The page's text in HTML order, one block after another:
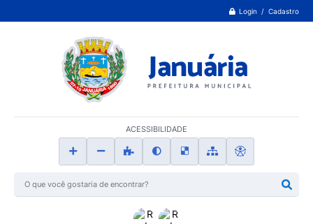
Login / Cadastro
ACESSIBILIDADE